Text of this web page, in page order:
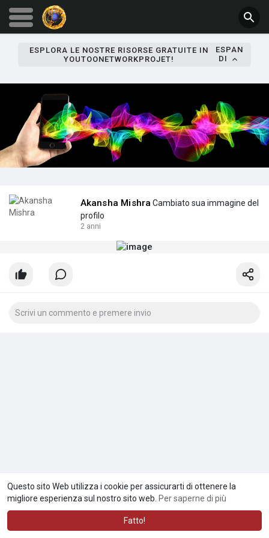
Questo sito Web utilizza i cookie per assicurarti di ottenere la
migliore esperienza sul nostro sito web. Per saperne di più
Fatto!
ESPLORA LE NOSTRE RISORSE GRATUITE IN
YOUTOONETWORKPROJET!
ESPAN
DI
Akansha Mishra Cambiato sua immagine del
profilo
2 anni